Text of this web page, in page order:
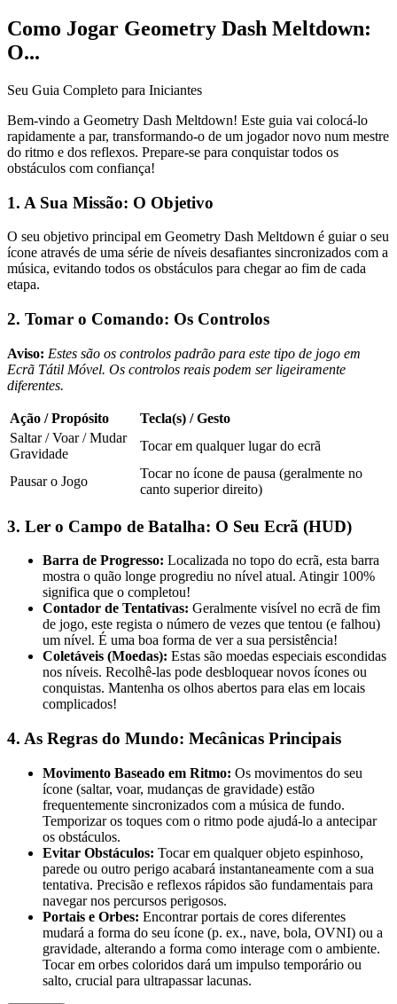
Como Jogar Geometry Dash Meltdown:
O...
Seu Guia Completo para Iniciantes
Bem-vindo a Geometry Dash Meltdown! Este guia vai colocá-lo
rapidamente a par, transformando-o de um jogador novo num mestre
do ritmo e dos reflexos. Prepare-se para conquistar todos os
obstáculos com confiança!
1. A Sua Missão: O Objetivo
O seu objetivo principal em Geometry Dash Meltdown é guiar o seu
ícone através de uma série de níveis desafiantes sincronizados com a
música, evitando todos os obstáculos para chegar ao fim de cada
etapa.
2. Tomar o Comando: Os Controlos
Aviso: Estes são os controlos padrão para este tipo de jogo em
Ecrã Tátil Móvel. Os controlos reais podem ser ligeiramente
diferentes.
Ação / Propósito
Tecla(s) / Gesto
Saltar / Voar / Mudar
Gravidade
Tocar em qualquer lugar do ecrã
Pausar o Jogo
Tocar no ícone de pausa (geralmente no
canto superior direito)
3. Ler o Campo de Batalha: O Seu Ecrã (HUD)
Barra de Progresso: Localizada no topo do ecrã, esta barra
mostra o quão longe progrediu no nível atual. Atingir 100%
significa que o completou!
Contador de Tentativas: Geralmente visível no ecrã de fim
de jogo, este regista o número de vezes que tentou (e falhou)
um nível. É uma boa forma de ver a sua persistência!
Coletáveis (Moedas): Estas são moedas especiais escondidas
nos níveis. Recolhê-las pode desbloquear novos ícones ou
conquistas. Mantenha os olhos abertos para elas em locais
complicados!
4. As Regras do Mundo: Mecânicas Principais
Movimento Baseado em Ritmo: Os movimentos do seu
ícone (saltar, voar, mudanças de gravidade) estão
frequentemente sincronizados com a música de fundo.
Temporizar os toques com o ritmo pode ajudá-lo a antecipar
os obstáculos.
Evitar Obstáculos: Tocar em qualquer objeto espinhoso,
parede ou outro perigo acabará instantaneamente com a sua
tentativa. Precisão e reflexos rápidos são fundamentais para
navegar nos percursos perigosos.
Portais e Orbes: Encontrar portais de cores diferentes
mudará a forma do seu ícone (p. ex., nave, bola, OVNI) ou a
gravidade, alterando a forma como interage com o ambiente.
Tocar em orbes coloridos dará um impulso temporário ou
salto, crucial para ultrapassar lacunas.